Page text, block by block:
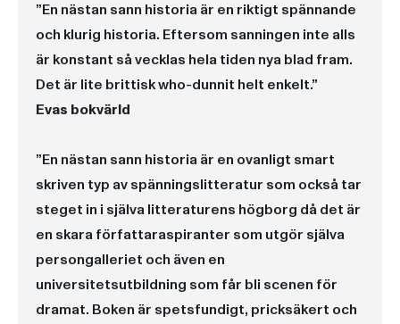
”En nästan sann historia är en riktigt spännande
och klurig historia. Eftersom sanningen inte alls
är konstant så vecklas hela tiden nya blad fram.
Det är lite brittisk who-dunnit helt enkelt.”
Evas bokvärld
”En nästan sann historia är en ovanligt smart
skriven typ av spänningslitteratur som också tar
steget in i själva litteraturens högborg då det är
en skara författaraspiranter som utgör själva
persongalleriet och även en
universitetsutbildning som får bli scenen för
dramat. Boken är spetsfundigt, pricksäkert och